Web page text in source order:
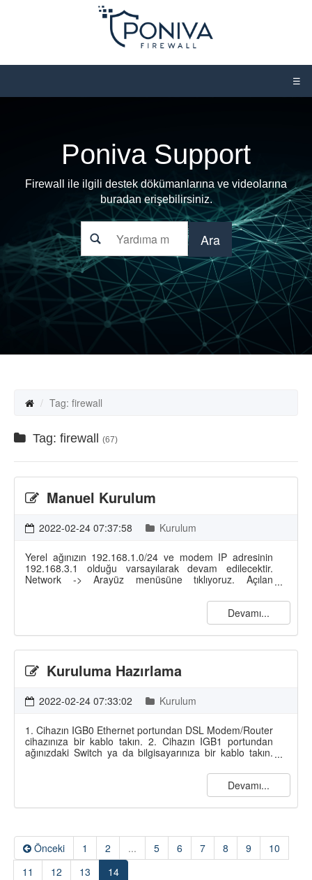
☰
Poniva Support
Firewall ile ilgili destek dökümanlarına ve videolarına
buradan erişebilirsiniz.
Ara
Tag: firewall
Tag: firewall (67)
Manuel Kurulum
2022-02-24 07:37:58 Kurulum
Yerel ağınızın 192.168.1.0/24 ve modem IP adresinin
192.168.3.1 olduğu varsayılarak devam edilecektir.
Network -> Arayüz menüsüne tıklıyoruz. Açılan
tıklayarak ayarlarını yapılandırmaya başlıyoruz.
Devamı...
Kuruluma Hazırlama
2022-02-24 07:33:02 Kurulum
1. Cihazın IGB0 Ethernet portundan DSL Modem/Router
cihazınıza bir kablo takın. 2. Cihazın IGB1 portundan
ağınızdaki Switch ya da bilgisayarınıza bir kablo takın.
Cihazınızın varsayılan IP adresi 192.168.100.1 ‘dir. Web
Yönetim Paneline https://192.168.100.1:8401 veya
http://192.168.100.1:8400 adresinden erişebilirsiniz.
Varsayılan Kullanıcı: admin Şifre: admin ‘dir.
Devamı...
Önceki 1 2 ... 5 6 7 8 9
10
11
12 13 14(current)